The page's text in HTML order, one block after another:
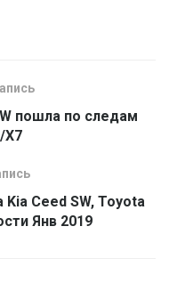
пошла по следам
X7
Ceed SW, Toyota
Янв 2019